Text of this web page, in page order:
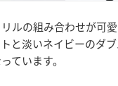
ルの組み合わせが可
と淡いネイビーのダ
ています。